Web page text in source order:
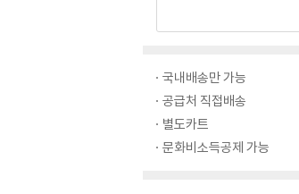
국내배송만 가능
공급처 직접배송
별도카트
문화비소득공제 가능